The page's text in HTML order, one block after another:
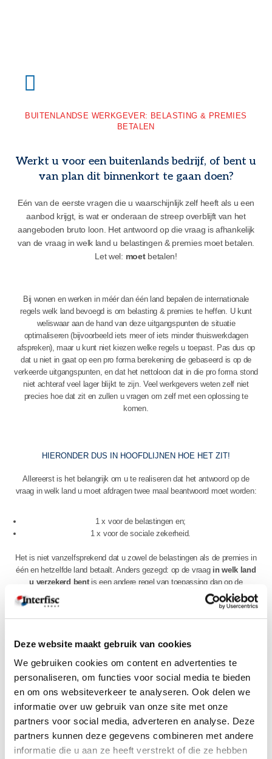
Deze website maakt gebruik van cookies
We gebruiken cookies om content en advertenties te
personaliseren, om functies voor social media te bieden
en om ons websiteverkeer te analyseren. Ook delen we
informatie over uw gebruik van onze site met onze
partners voor social media, adverteren en analyse. Deze
partners kunnen deze gegevens combineren met andere
informatie die u aan ze heeft verstrekt of die ze hebben
BUITENLANDSE WERKGEVER: BELASTING & PREMIES
BETALEN
Werkt u voor een buitenlands bedrijf, of bent u
van plan dit binnenkort te gaan doen?
Eén van de eerste vragen die u waarschijnlijk zelf heeft als u een
aanbod krijgt, is wat er onderaan de streep overblijft van het
aangeboden bruto loon. Het antwoord op die vraag is afhankelijk
van de vraag in welk land u belastingen & premies moet betalen.
Let wel: moetbetalen!
Bij wonen en werken in méér dan één land bepalen de internationale
regels welk land bevoegd is om belasting & premies te heffen. U kunt
weliswaar aan de hand van deze uitgangspunten de situatie
optimaliseren (bijvoorbeeld iets meer of iets minder thuiswerkdagen
afspreken), maar u kunt niet kiezen welke regels u toepast. Pas dus op
dat u niet in gaat op een pro forma berekening die gebaseerd is op de
verkeerde uitgangspunten, en dat het nettoloon dat in die pro forma stond
niet achteraf veel lager blijkt te zijn. Veel werkgevers weten zelf niet
precies hoe dat zit en zullen u vragen om zelf met een oplossing te
komen.
HIERONDER DUS IN HOOFDLIJNEN HOE HET ZIT!
Allereerst is het belangrijk om u te realiseren dat het antwoord op de
vraag in welk land u moet afdragen twee maal beantwoord moet worden:
1 x voor de belastingen en;
1 x voor de sociale zekerheid.
Het is niet vanzelfsprekend dat u zowel de belastingen als de premies in
één en hetzelfde land betaalt. Anders gezegd: op de vraag in welk land
u verzekerd bentis een andere regel van toepassing dan op de
.
werkt, bijvoorbeeld op kantoor bij het bedrijf in het buitenland.
Fase 1 - In welk land ben ik sociaal verzekerd?
Fase 2 - In welke land moet ik belasting betalen?
Fase 3 - Werkt u niet volledig in Nederland maar ook af en
toe in het buitenland?